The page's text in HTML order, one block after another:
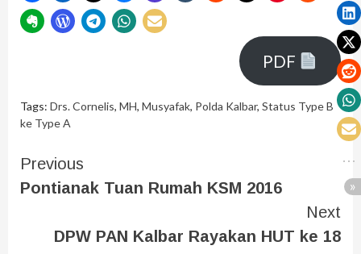
PDF
Tags: Drs. Cornelis, MH, Musyafak, Polda Kalbar, Status Type B
ke Type A
Previous
Pontianak Tuan Rumah KSM 2016
Next
DPW PAN Kalbar Rayakan HUT ke 18